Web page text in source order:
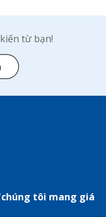
từ bạn!
tôi mang giá